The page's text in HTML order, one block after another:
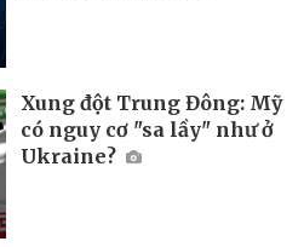
Xung đột Trung Đông: Mỹ
có nguy cơ "sa lầy" như ở
Ukraine?